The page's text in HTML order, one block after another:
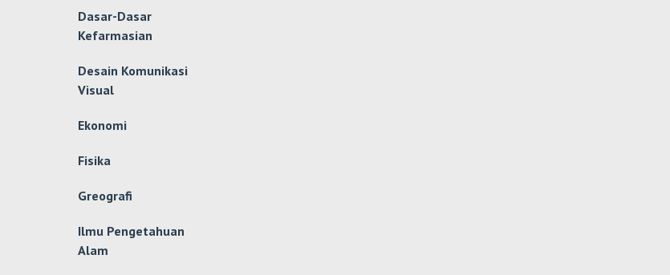
Dasar-Dasar
Kefarmasian
Desain Komunikasi
Visual
Ekonomi
Fisika
Greografi
Ilmu Pengetahuan
Alam